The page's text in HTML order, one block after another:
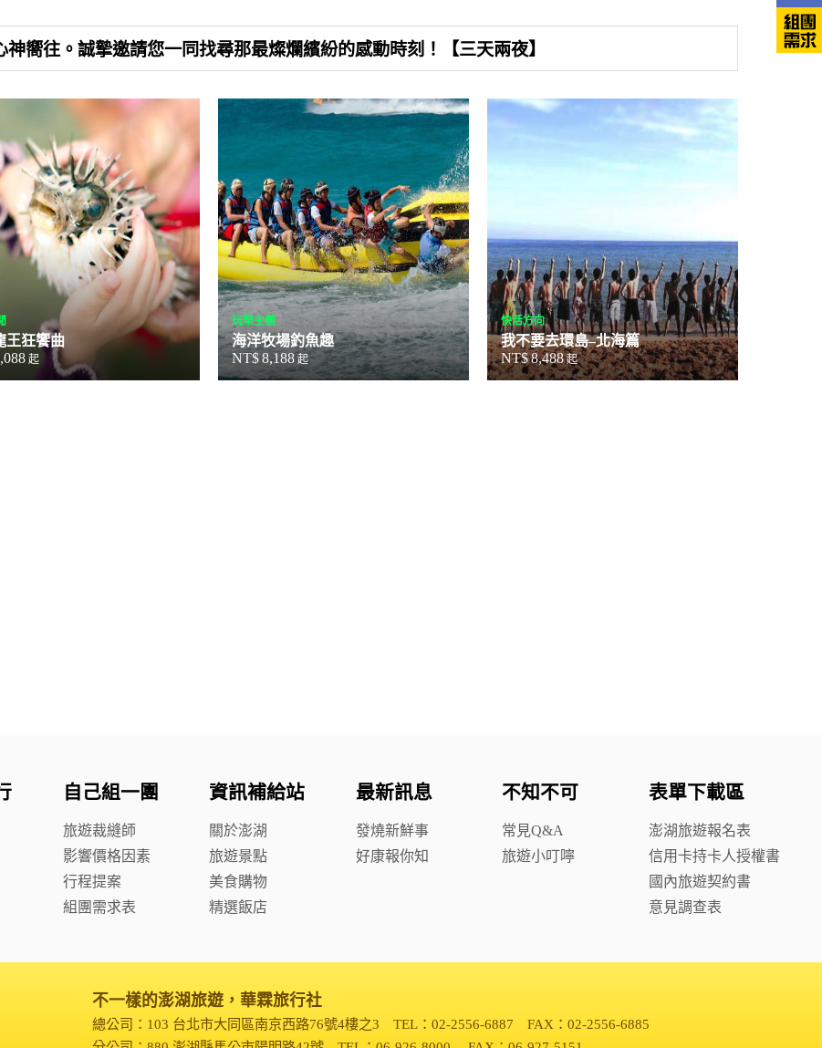
嚮往。誠摯邀請您一同找尋那最燦爛繽紛的感動時刻！【三天兩夜】
王狂饗曲
起
玩樂主義
海洋牧場釣魚趣
NT$8,188 起
快活方向
我不要去環島–北海篇
NT$8,488 起
自己組一團
旅遊裁縫師
影響價格因素
行程提案
組團需求表
資訊補給站
關於澎湖
旅遊景點
美食購物
精選飯店
最新訊息
發燒新鮮事
好康報你知
不知不可
常見Q&A
旅遊小叮嚀
表單下載區
澎湖旅遊報名表
信用卡持卡人授權書
國內旅遊契約書
意見調查表
不一樣的澎湖旅遊，華霖旅行社
總公司：103 台北市大同區南京西路76號4樓之3 TEL：02-2556-6887 FAX：02-2556-6885